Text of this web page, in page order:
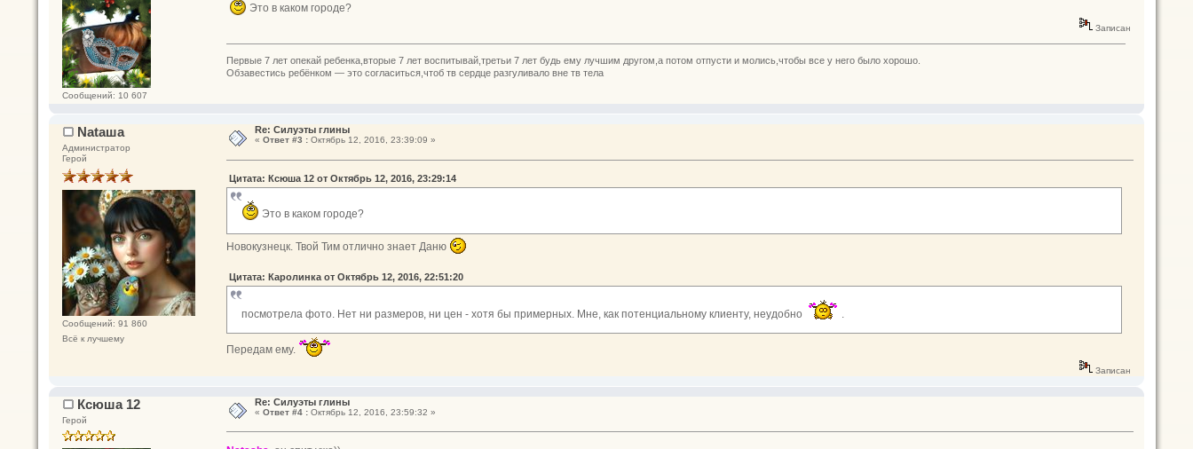
Сообщений: 10 607
Это в каком городе?
Записан
Первые 7 лет опекай ребенка,вторые 7 лет воспитывай,третьи 7 лет будь ему лучшим другом,а потом отпусти и молись,чтобы все у него было хорошо.
Обзавестись ребёнком — это согласиться,чтоб тв сердце разгуливало вне тв тела
Nataшa
Администратор
Герой
Сообщений: 91 860
Всё к лучшему
Re: Силуэты глины
« Ответ #3 :Октябрь 12, 2016, 23:39:09 »
Цитата: Ксюша 12 от Октябрь 12, 2016, 23:29:14
Это в каком городе?
Новокузнецк. Твой Тим отлично знает Даню
Цитата: Каролинка от Октябрь 12, 2016, 22:51:20
посмотрела фото. Нет ни размеров, ни цен - хотя бы примерных. Мне, как потенциальному клиенту, неудобно
Передам ему.
Записан
Ксюша 12
Герой
Re: Силуэты глины
« Ответ #4 :Октябрь 12, 2016, 23:59:32 »